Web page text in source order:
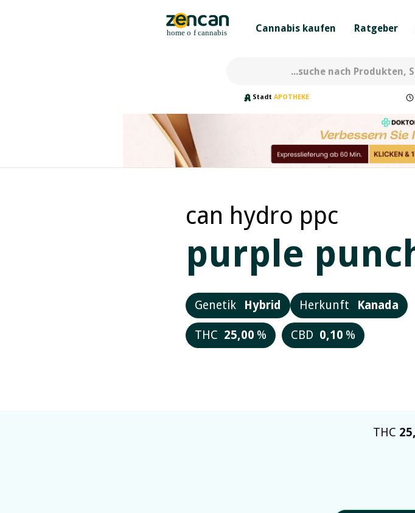
Cannabis kaufen Ratgeber
Stadt APOTHEKE
can hydro ppc
purple
Genetik Hybrid Herkunft Kanada
THC 25,00 % CBD 0,10 %
THC